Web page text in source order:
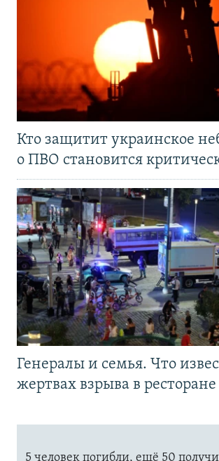
Кто защитит украинское
о ПВО становится
Генералы и семья. Что
жертвах взрыва в ресторане